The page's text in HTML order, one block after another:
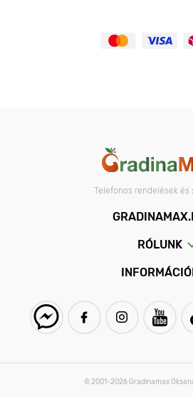
Telefonos rendelések és
RÓLUNK
© 2001-2026 Gradinamax